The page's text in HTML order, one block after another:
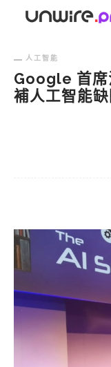
人工智能
Google 首席
補人工智能缺